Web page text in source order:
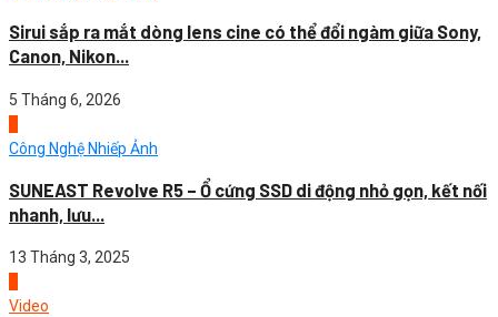
Sirui sắp ra mắt dòng lens cine có thể đổi ngàm giữa Sony,
Canon, Nikon...
5 Tháng 6, 2026
Công Nghệ Nhiếp Ảnh
SUNEAST Revolve R5 – Ổ cứng SSD di động nhỏ gọn, kết nối
nhanh, lưu...
13 Tháng 3, 2025
Video